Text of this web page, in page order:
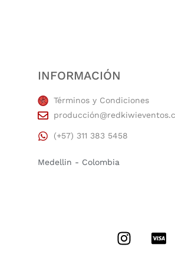
INFORMACIÓN
Términos y Condiciones
(+57) 311 383 5458
Medellin - Colombia